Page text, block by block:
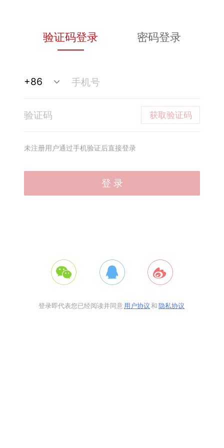
验证码登录 密码登录
获取验证码
未注册用户通过手机验证后直接登录
登 录
登录即代表您已经阅读并同意用户协议和隐私协议